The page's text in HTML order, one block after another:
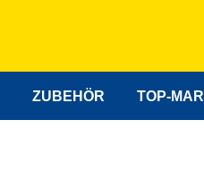
ZUBEHÖR TOP-